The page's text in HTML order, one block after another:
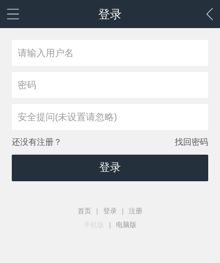
登录
安全提问(未设置请忽略)
还没有注册？ 找回密码
登录
首页 | 登录 |
注册
手机版
| 电脑版